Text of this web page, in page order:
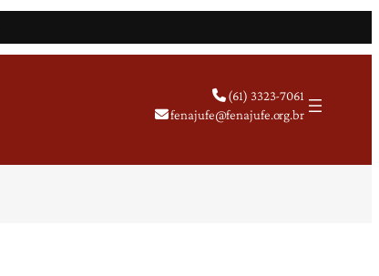
(61) 3323-7061
fenajufe@fenajufe.org.br